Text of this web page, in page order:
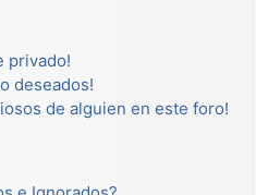
privado!
deseados!
de alguien en este foro!